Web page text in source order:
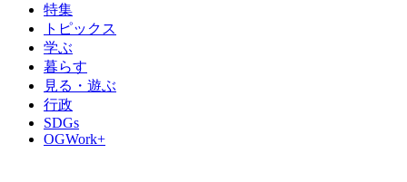
特集
トピックス
学ぶ
暮らす
見る・遊ぶ
行政
SDGs
OGWork+